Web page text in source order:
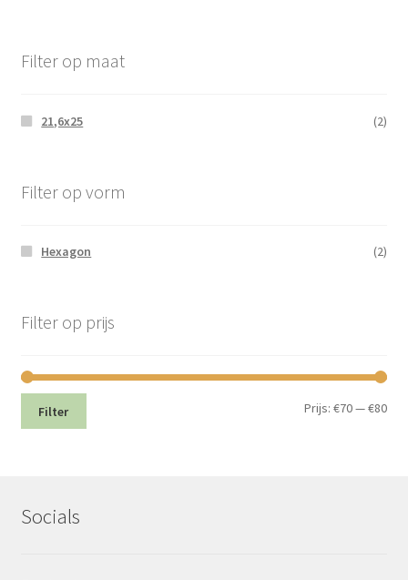
Filter op maat
21,6x25 (2)
Filter op vorm
Hexagon (2)
Filter op prijs
Min.
Filter Prijs:€70—€80
Socials